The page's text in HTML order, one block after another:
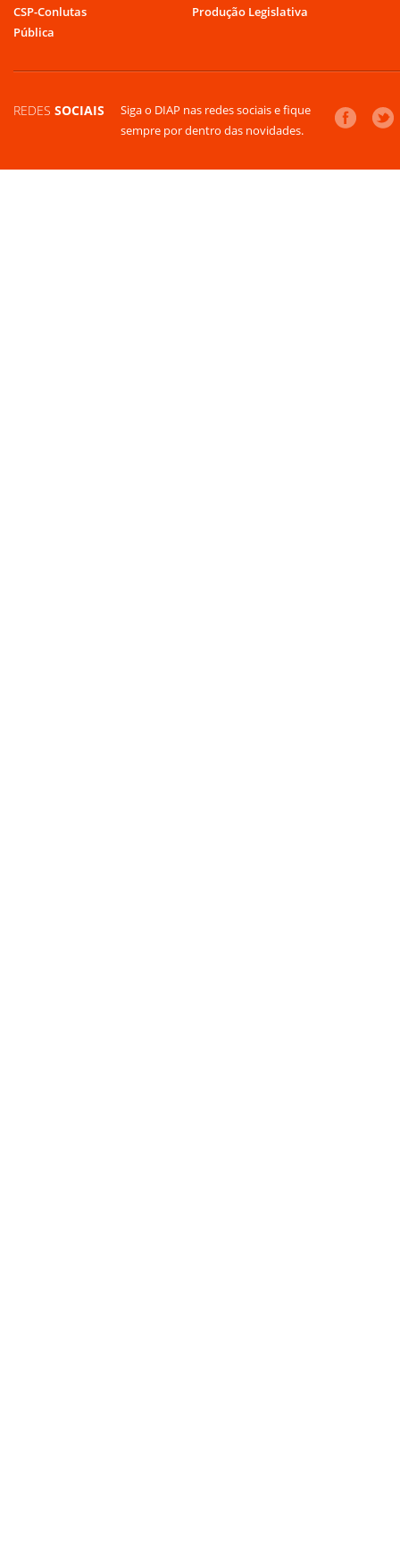
CSP-Conlutas
Pública
Produção Legislativa
REDES SOCIAIS
Siga o DIAP nas redes sociais e fique
sempre por dentro das novidades.